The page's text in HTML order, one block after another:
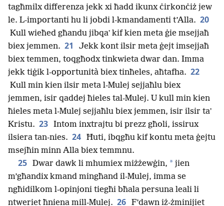
tagħmilx differenza jekk xi ħadd ikunx ċirkonċiż jew
le. L-importanti hu li jobdi l-kmandamenti t’Alla. 20
Kull wieħed għandu jibqaʼ kif kien meta ġie msejjaħ
biex jemmen. 21
Jekk kont ilsir meta ġejt imsejjaħ
biex temmen, toqgħodx tinkwieta dwar dan. Imma
jekk tiġik l-opportunità biex tinħeles, aħtafha. 22
Kull min kien ilsir meta l-Mulej sejjaħlu biex
jemmen, isir qaddej ħieles tal-Mulej. U kull min kien
ħieles meta l-Mulej sejjaħlu biex jemmen, isir ilsir taʼ
Kristu. 23 Intom inxtrajtu bi prezz għoli, issirux
ilsiera tan-nies. 24 Ħuti, ibqgħu kif kontu meta ġejtu
msejħin minn Alla biex temmnu.
25 Dwar dawk li mhumiex miżżewġin, * jien
m’għandix kmand mingħand il-Mulej, imma se
ngħidilkom l-opinjoni tiegħi bħala persuna leali li
ntweriet ħniena mill-Mulej. 26 F’dawn iż-żminijiet